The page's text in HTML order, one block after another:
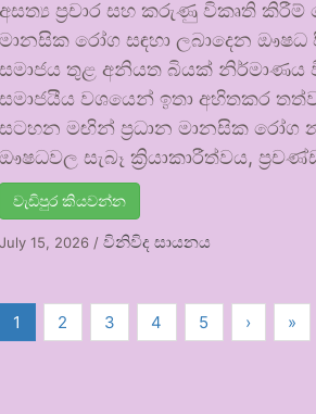
අසත්‍ය ප්‍රචාර සහ කරුණු විකෘති
මානසික රෝග සඳහා ලබාදෙන ඖෂධ
සමාජය තුළ අනියත බියක් නිර්මාණය
සමාජයීය වශයෙන් ඉතා අහිතකර
සටහන මඟින් ප්‍රධාන මානසික රෝග
ඖෂධවල සැබෑ ක්‍රියාකාරීත්වය,
වැඩිපුර කියවන්න
July 15, 2026 /විනිවිද සායනය
1 2 3 4 5 › »